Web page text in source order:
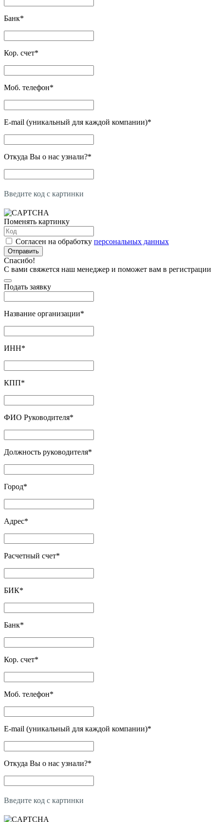
Банк*
Кор. счет*
Моб. телефон*
E-mail (уникальный для каждой компании)*
Откуда Вы о нас узнали?*
Введите код с картинки
Поменять картинку
Согласен на обработку персональных данных
Отправить
Спасибо!
С вами свяжется наш менеджер и поможет вам в регистрации
Подать заявку
Название организации*
ИНН*
КПП*
ФИО Руководителя*
Должность руководителя*
Город*
Адрес*
Расчетный счет*
БИК*
Банк*
Кор. счет*
Моб. телефон*
E-mail (уникальный для каждой компании)*
Откуда Вы о нас узнали?*
Введите код с картинки